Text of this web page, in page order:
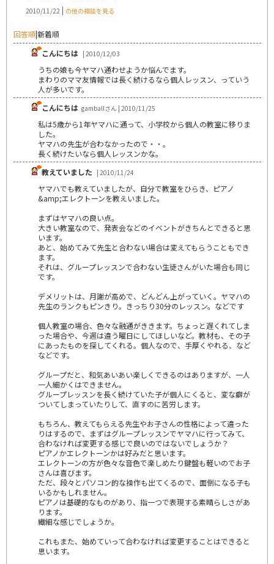
2010/11/22 | の他の相談を見る
回答順|新着順
こんにちは | 2010/12/03
うちの娘も今ヤマハ通わせようか悩んでます。
まわりのママ友情報では長く続けるなら個人レッスン、っていう
人が多いです。
こんにちは gamballさん | 2010/11/25
私は5歳から1年ヤマハに通って、小学校から個人の教室に移りま
した。
ヤマハの先生が合わなかったので・・。
長く続けたいなら個人レッスンかな。
教えていました | 2010/11/24
ヤマハでも教えていましたが、自分で教室をひらき、ピアノ
&amp;エレクトーンを教えいました。
まずはヤマハの良い点。
大きい教室なので、発表会などのイベントがきちんとできると思
います。
あと、始めてみて先生と合わない場合は変えてもらうこともでき
ます。
それは、グループレッスンで合わない生徒さんがいた場合も同じ
です。
デメリットは、月謝が高めで、どんどん上がっていく。ヤマハの
先生のランクもピンきり。きっちり30分のレッスン。などです
個人教室の場合、色々な融通がききます。ちょっと遅くれてしま
った場合や、今週は違う曜日にしてほしいなど。教材も、その子
にあったものを探してくれる。個人なので、手厚くやれる、など
などです。
グループだと、和気あいあい楽しくできるのはありますが、一人
一人細かくはできません。
グループレッスンを長く続けていた子が個人にくると、変な癖が
ついてしまっていたりして、直すのに苦労します。
もちろん、教えてもらえる先生やお子さんの性格によって違った
りはするので、まずはグループレッスンでヤマハに行ってみて、
合わなければ変更する感じで良いのではないでしょうか？
ピアノかエレクトーンかは好みだと思います。
エレクトーンの方が色々な音色で楽しめたり鍵盤も軽いのでお子
さんは喜びます。
ただ、段々とパソコン的な操作も出てくるので、面倒になる子も
いるかもしれません。
ピアノは基礎的なものがあり、指一つで表現する素晴らしさがあ
ります。
繊細な感じでしょうか。
これもまた、始めていって合わなければ変更することはできると
思います。